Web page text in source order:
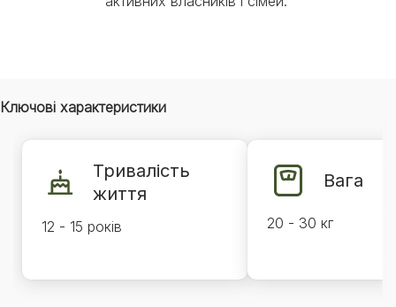
Ключові характеристики
Тривалість
життя
12 - 15 років
Вага
20 - 30 кг